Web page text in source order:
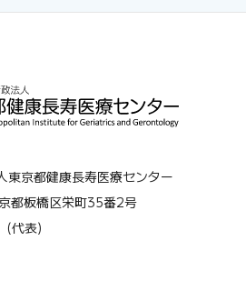
東京都健康長寿医療センター
都板橋区栄町35番2号
代表)